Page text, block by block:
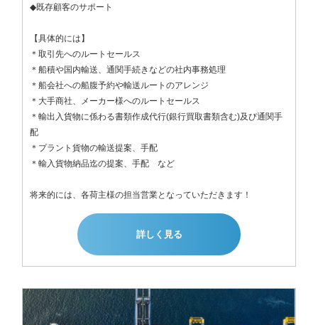
◆既存顧客のサポート
【具体的には】
＊取引先へのルートセールス
＊船積や国内輸送、通関手続きなどの社内事務処理
＊船会社への船腹予約や輸送ルートのアレンジ
＊大手商社、メーカー様へのルートセールス
＊輸出入貨物に係わる書類作成代行(銀行買取書類含む)及び通関手
配
＊プラント貨物の輸送提案、手配
＊輸入貨物納品迄の提案、手配　など
将来的には、各荷主様の担当営業となっていただきます！
詳しく見る